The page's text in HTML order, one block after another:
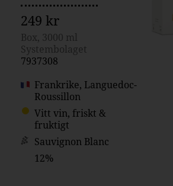
249 kr
Box, 3000 ml
Systembolaget
7937308
Frankrike, Languedoc-
Roussillon
Vitt vin, friskt &
fruktigt
Sauvignon Blanc
12%